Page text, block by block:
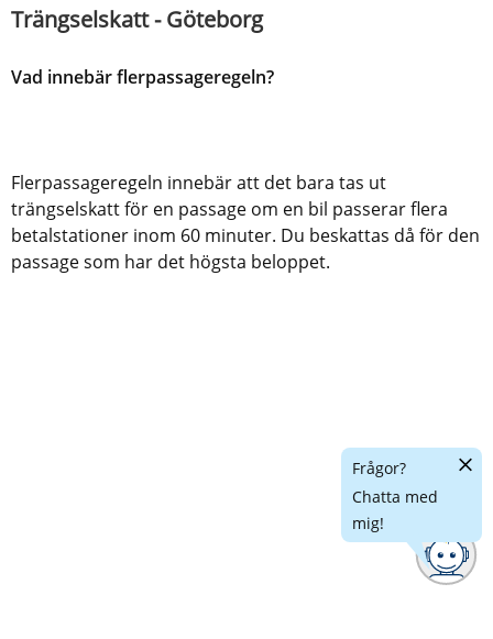
Trängselskatt - Göteborg
Vad innebär flerpassageregeln?
Flerpassageregeln innebär att det bara tas ut
trängselskatt för en passage om en bil passerar flera
betalstationer inom 60 minuter. Du beskattas då för den
passage som har det högsta beloppet.
Frågor?
Chatta med
mig!
Dölj